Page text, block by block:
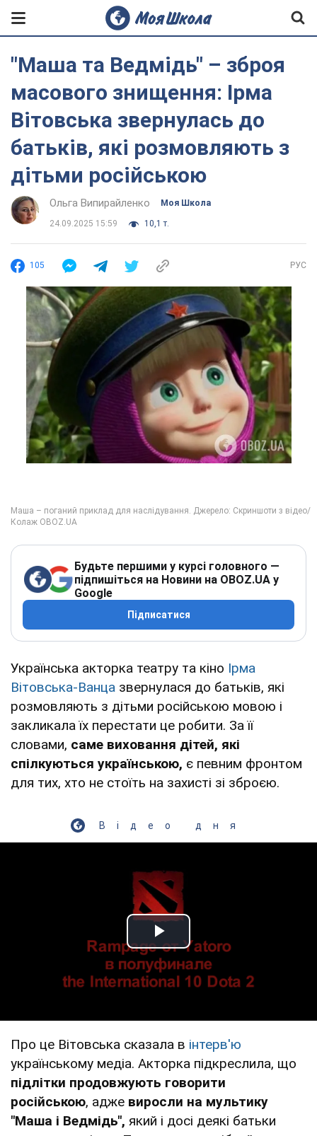
"Маша та Ведмідь" – зброя
масового знищення: Ірма
Вітовська звернулась до
батьків, які розмовляють з
дітьми російською
Ольга Випирайленко Моя Школа
24.09.2025 15:59 10,1 т.
105 РУС
Будьте першими у курсі головного —
підпишіться на Новини на OBOZ.UA у
Google
Підписатися
Українська акторка театру та кіно Ірма
Вітовська-Ванца звернулася до батьків, які
розмовляють з дітьми російською мовою і
закликала їх перестати це робити. За її
словами, саме виховання дітей, які
спілкуються українською, є певним фронтом
для тих, хто не стоїть на захисті зі зброєю.
Відео дня
Play Video
Про це Вітовська сказала в інтерв'ю
українському медіа. Акторка підкреслила, що
підлітки продовжують говорити
російською, адже виросли на мультику
"Маша і Ведмідь", який і досі деякі батьки